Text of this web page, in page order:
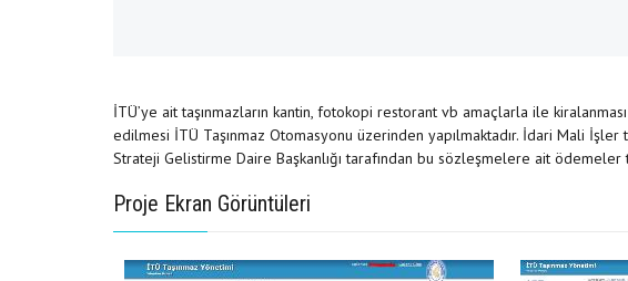
İTÜ’ye ait taşınmazların kantin, fotokopi restorant vb amaçlarla ile
edilmesi İTÜ Taşınmaz Otomasyonu üzerinden yapılmaktadır. İdari Mali
Strateji Gelistirme Daire Başkanlığı tarafından bu sözleşmelere ait ödemeler
Proje Ekran Görüntüleri